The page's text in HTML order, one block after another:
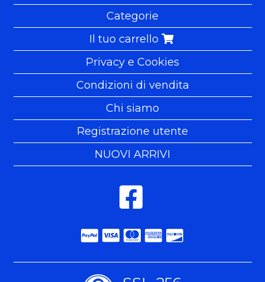
Categorie
Il tuo carrello
Privacy e Cookies
Condizioni di vendita
Chi siamo
Registrazione utente
NUOVI ARRIVI